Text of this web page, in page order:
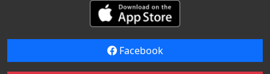
Facebook